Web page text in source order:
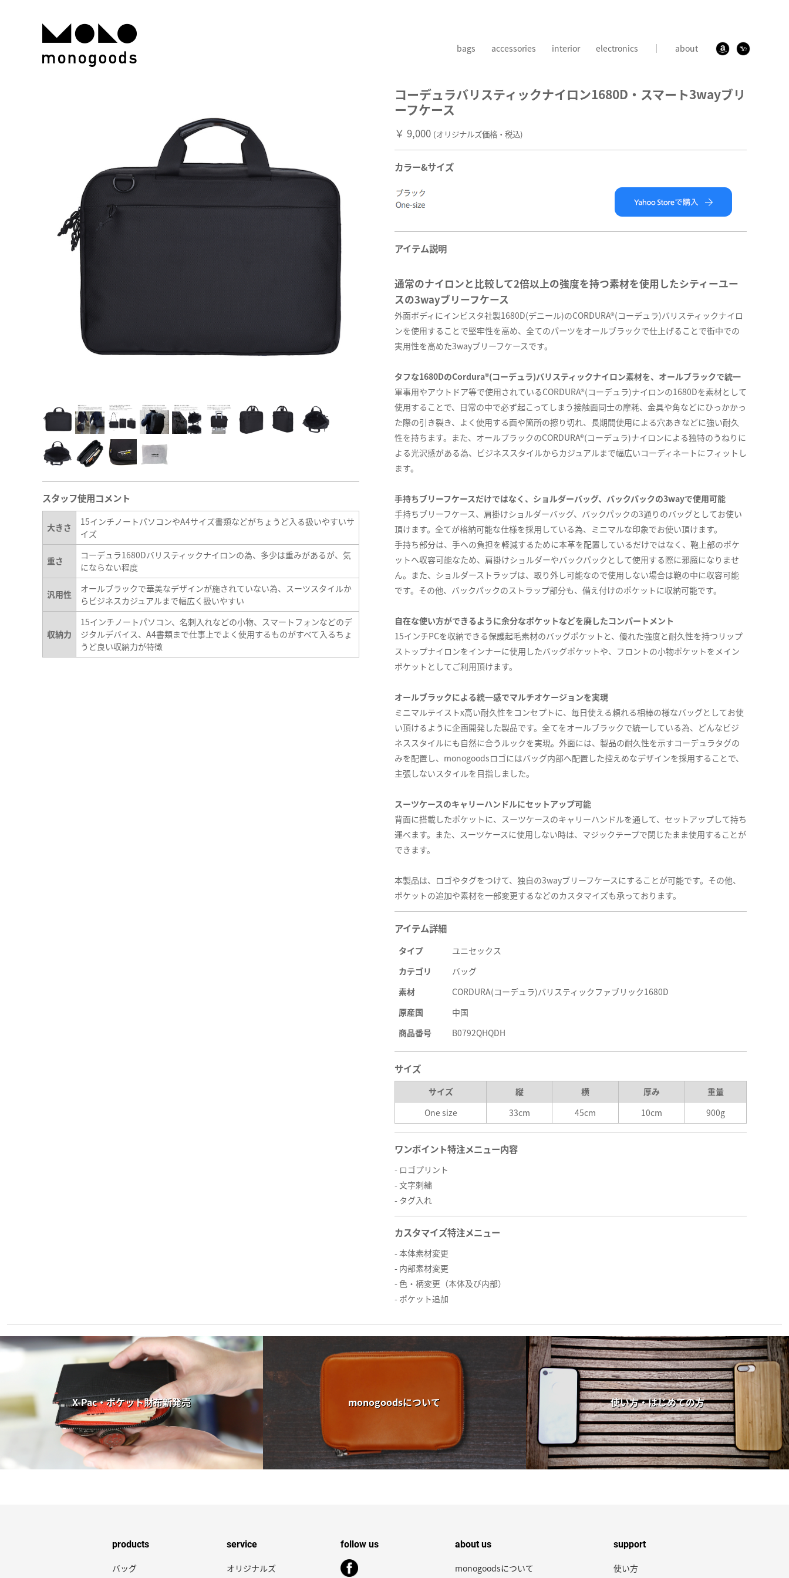
bags accessories interior electronics about
コーデュラバリスティックナイロン1680D・スマート3wayブリ
ーフケース
￥ 9,000 (オリジナルズ価格・税込)
スタッフ使用コメント
大きさ
15インチノートパソコンやA4サイズ書類などがちょうど入る扱いやすいサ
イズ
重さ
コーデュラ1680Dバリスティックナイロンの為、多少は重みがあるが、気
にならない程度
汎用性
オールブラックで華美なデザインが施されていない為、スーツスタイルか
らビジネスカジュアルまで幅広く扱いやすい
収納力
15インチノートパソコン、名刺入れなどの小物、スマートフォンなどのデ
ジタルデバイス、A4書類まで仕事上でよく使用するものがすべて入るちょ
うど良い収納力が特徴
カラー&サイズ
アイテム説明
通常のナイロンと比較して2倍以上の強度を持つ素材を使用したシティーユー
スの3wayブリーフケース
外面ボディにインビスタ社製1680D(デニール)のCORDURA®(コーデュラ)バリスティックナイロ
ンを使用することで堅牢性を高め、全てのパーツをオールブラックで仕上げることで街中での
実用性を高めた3wayブリーフケースです。
タフな1680DのCordura®(コーデュラ)バリスティックナイロン素材を、オールブラックで統一
軍事用やアウトドア等で使用されているCORDURA®(コーデュラ)ナイロンの1680Dを素材として
使用することで、日常の中で必ず起こってしまう接触面同士の摩耗、金具や角などにひっかかっ
た際の引き裂き、よく使用する面や箇所の擦り切れ、長期間使用による穴あきなどに強い耐久
性を持ちます。また、オールブラックのCORDURA®(コーデュラ)ナイロンによる独特のうねりに
よる光沢感がある為、ビジネススタイルからカジュアルまで幅広いコーディネートにフィットし
ます。
手持ちブリーフケースだけではなく、ショルダーバッグ、バックパックの3wayで使用可能
手持ちブリーフケース、肩掛けショルダーバッグ、バックパックの3通りのバッグとしてお使い
頂けます。全てが格納可能な仕様を採用している為、ミニマルな印象でお使い頂けます。
手持ち部分は、手への負担を軽減するために本革を配置しているだけではなく、鞄上部のポケ
ットへ収容可能なため、肩掛けショルダーやバックパックとして使用する際に邪魔になりませ
ん。また、ショルダーストラップは、取り外し可能なので使用しない場合は鞄の中に収容可能
です。その他、バックパックのストラップ部分も、備え付けのポケットに収納可能です。
自在な使い方ができるように余分なポケットなどを廃したコンパートメント
15インチPCを収納できる保護起毛素材のバッグポケットと、優れた強度と耐久性を持つリップ
ストップナイロンをインナーに使用したバッグポケットや、フロントの小物ポケットをメイン
ポケットとしてご利用頂けます。
オールブラックによる統一感でマルチオケージョンを実現
ミニマルテイストx高い耐久性をコンセプトに、毎日使える頼れる相棒の様なバッグとしてお使
い頂けるように企画開発した製品です。全てをオールブラックで統一している為、どんなビジ
ネススタイルにも自然に合うルックを実現。外面には、製品の耐久性を示すコーデュラタグの
みを配置し、monogoodsロゴにはバッグ内部へ配置した控えめなデザインを採用することで、
主張しないスタイルを目指しました。
スーツケースのキャリーハンドルにセットアップ可能
背面に搭載したポケットに、スーツケースのキャリーハンドルを通して、セットアップして持ち
運べます。また、スーツケースに使用しない時は、マジックテープで閉じたまま使用することが
できます。
本製品は、ロゴやタグをつけて、独自の3wayブリーフケースにすることが可能です。その他、
ポケットの追加や素材を一部変更するなどのカスタマイズも承っております。
アイテム詳細
タイプ
ユニセックス
カテゴリ
バッグ
素材
CORDURA(コーデュラ)バリスティックファブリック1680D
原産国
中国
商品番号
B0792QHQDH
サイズ
サイズ 縦 横 厚み
重量
One size
33cm 45cm 10cm 900g
ワンポイント特注メニュー内容
- ロゴプリント
- 文字刺繍
- タグ入れ
カスタマイズ特注メニュー
- 本体素材変更
- 内部素材変更
- 色・柄変更（本体及び内部）
- ポケット追加
X-Pac・ポケット財布新発売 monogoodsについて 使い方・はじめての方
products
バッグ
service
オリジナルズ
follow us about us
monogoodsについて
support
使い方